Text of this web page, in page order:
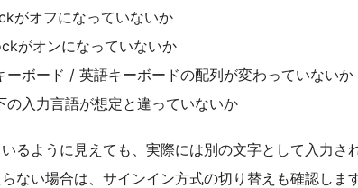
がオフになっていないか
がオンになっていないか
ーボード / 英語キーボードの配列が変わっていないか
の入力言語が想定と違っていないか
るように見えても、実際には別の文字として入力さ
ない場合は、サインイン方式の切り替えも確認します